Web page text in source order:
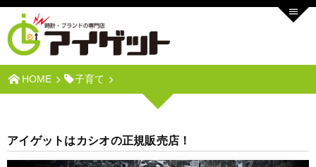
HOME 子育て
アイゲットはカシオの正規販売店！